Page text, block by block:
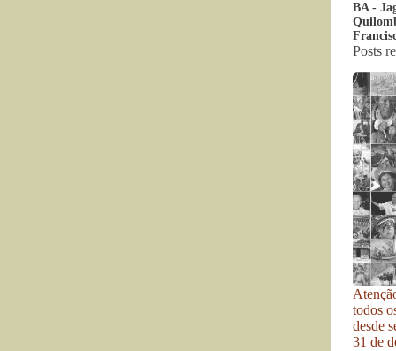
BA -
Posts
todos
desde
31 de